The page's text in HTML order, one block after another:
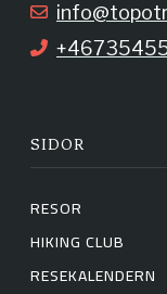
SIDOR
RESOR
HIKING CLUB
RESEKALENDERN